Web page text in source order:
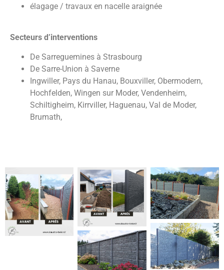
élagage / travaux en nacelle araignée
Secteurs d’interventions
De Sarreguemines à Strasbourg
De Sarre-Union à Saverne
Ingwiller, Pays du Hanau, Bouxviller, Obermodern,
Hochfelden, Wingen sur Moder, Vendenheim,
Schiltigheim, Kirrviller, Haguenau, Val de Moder,
Brumath,